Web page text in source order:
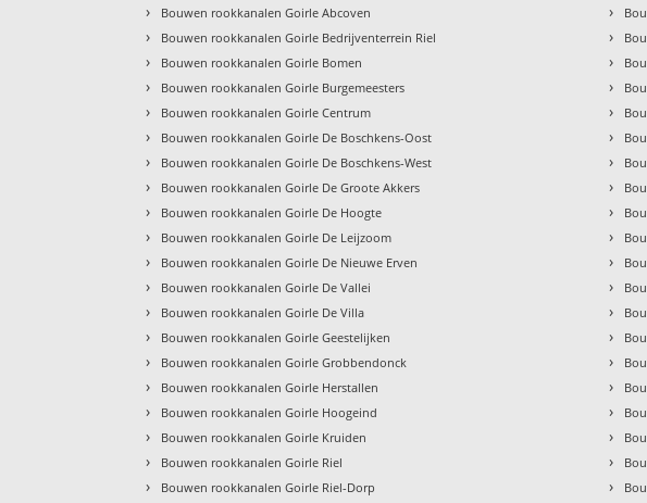
› Bouwen rookkanalen Goirle Abcoven
› Bouwen rookkanalen Goirle Bedrijventerrein Riel
› Bouwen rookkanalen Goirle Bomen
› Bouwen rookkanalen Goirle Burgemeesters
› Bouwen rookkanalen Goirle Centrum
› Bouwen rookkanalen Goirle De Boschkens-Oost
› Bouwen rookkanalen Goirle De Boschkens-West
› Bouwen rookkanalen Goirle De Groote Akkers
› Bouwen rookkanalen Goirle De Hoogte
› Bouwen rookkanalen Goirle De Leijzoom
› Bouwen rookkanalen Goirle De Nieuwe Erven
› Bouwen rookkanalen Goirle De Vallei
› Bouwen rookkanalen Goirle De Villa
› Bouwen rookkanalen Goirle Geestelijken
› Bouwen rookkanalen Goirle Grobbendonck
› Bouwen rookkanalen Goirle Herstallen
› Bouwen rookkanalen Goirle Hoogeind
› Bouwen rookkanalen Goirle Kruiden
› Bouwen rookkanalen Goirle Riel
› Bouwen rookkanalen Goirle Riel-Dorp
›
›
›
›
›
›
›
›
›
›
›
›
›
›
›
›
›
›
›
›